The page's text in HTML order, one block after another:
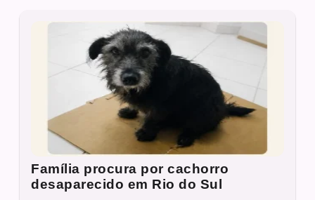
Família procura por cachorro
desaparecido em Rio do Sul